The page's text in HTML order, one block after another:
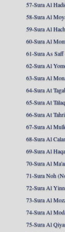
57-Sura Al
58-Sura Al
59-Sura Al
60-Sura Al
61-Sura As
62-Sura Al
63-Sura Al
64-Sura At
65-Sura At
66-Sura At
67-Sura Al
68-Sura Al
69-Sura Al
70-Sura Al
71-Sura Noh
72-Sura Al
73-Sura Al
74-Sura Al
75-Sura Al